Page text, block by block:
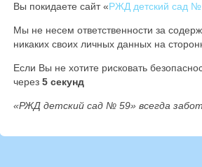
Вы покидаете сайт «РЖД детский сад №
Мы не несем ответственности за
никаких своих личных данных на
Если Вы не хотите рисковать
через 4 секунд
«РЖД детский сад № 59» всегда